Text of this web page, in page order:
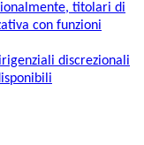
titolari di
con funzioni
discrezionali